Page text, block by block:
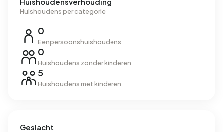
Huishoudens per categorie
0
Eenpersoonshuishoudens
0
Huishoudens zonder kinderen
5
Huishoudens met kinderen
Geslacht